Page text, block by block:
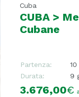
Cuba
CUBA >
Cubane
Partenza:
Durata:
9
3.676,00€